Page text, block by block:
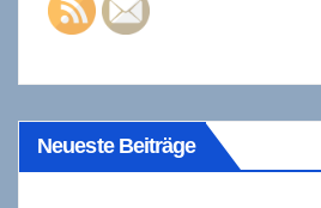
Neueste Beiträge